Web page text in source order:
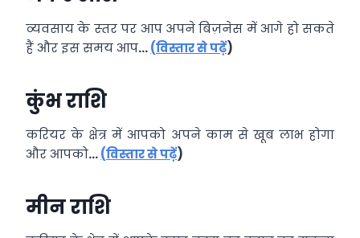
व्‍यवसाय के स्‍तर पर आप अपने बिज़नेस में आगे हो सकते
हैं और इस समय आप…(विस्तार से पढ़ें)
कुंभ राशि
करियर के क्षेत्र में आपको अपने काम से खूब लाभ होगा
और आपको…(विस्तार से पढ़ें)
मीन राशि